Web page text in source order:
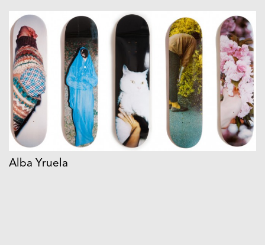
Alba Yruela